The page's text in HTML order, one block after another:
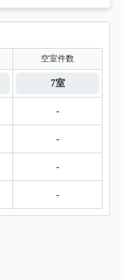
空室件数
7室
-
-
-
-